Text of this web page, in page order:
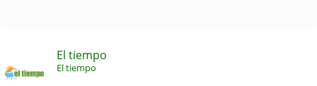
El tiempo
El tiempo